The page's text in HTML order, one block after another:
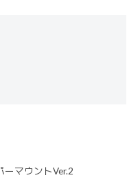
マウントVer.2